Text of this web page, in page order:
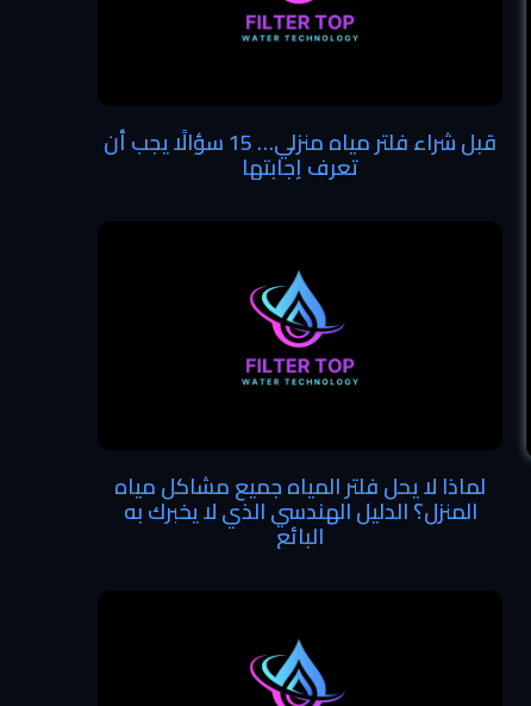
قبل شراء فلتر مياه منزلي… 15 سؤالًا يجب أن
تعرف إجابتها
لماذا لا يحل فلتر المياه جميع مشاكل مياه
المنزل؟ الدليل الهندسي الذي لا يخبرك به
البائع